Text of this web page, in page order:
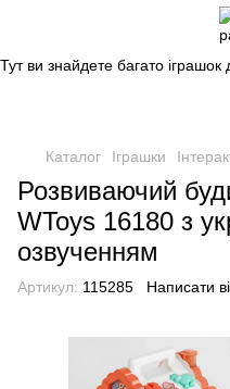
Магазин дитячих
Тут ви знайдете багато іграшок
Каталог Іграшки
Розвиваючий
WToys 16180 з
озвученням
Артикул: 115285 Написати